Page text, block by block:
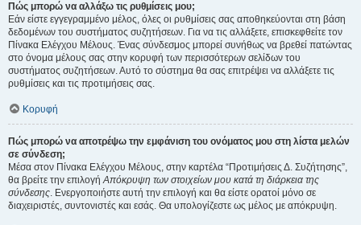
Πώς μπορώ να αλλάξω τις ρυθμίσεις μου;
Εάν είστε εγγεγραμμένο μέλος, όλες οι ρυθμίσεις σας αποθηκεύονται στη βάση
δεδομένων του συστήματος συζητήσεων. Για να τις αλλάξετε, επισκεφθείτε τον
Πίνακα Ελέγχου Μέλους. Ένας σύνδεσμος μπορεί συνήθως να βρεθεί πατώντας
στο όνομα μέλους σας στην κορυφή των περισσότερων σελίδων του
συστήματος συζητήσεων. Αυτό το σύστημα θα σας επιτρέψει να αλλάξετε τις
ρυθμίσεις και τις προτιμήσεις σας.
Κορυφή
Πώς μπορώ να αποτρέψω την εμφάνιση του ονόματος μου στη λίστα μελών
σε σύνδεση;
Μέσα στον Πίνακα Ελέγχου Μέλους, στην καρτέλα “Προτιμήσεις Δ. Συζήτησης”,
θα βρείτε την επιλογήΑπόκρυψη των στοιχείων μου κατά τη διάρκεια της
σύνδεσης. Ενεργοποιήστε αυτή την επιλογή και θα είστε ορατοί μόνο σε
διαχειριστές, συντονιστές και εσάς. Θα υπολογίζεστε ως μέλος με απόκρυψη.